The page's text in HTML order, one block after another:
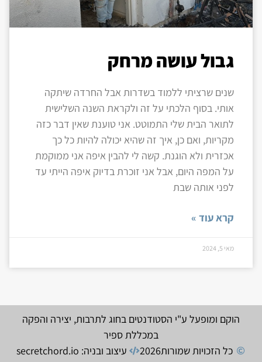
גבול עושה מרחק
שנים שרציתי ללמוד בשדרות אבל החרדה שיתקה
אותי. בסוף הלכתי על זה ולקראת השנה השלישית
לתואר הבית שלי התמוטט. אני טוענת שאין דבר כזה
מקריות, ואם כן, איך זה שהיא יכולה להיות כל כך
אכזרית ולא הוגנת. קשה לי להבין איפה אני ממוקמת
על המפה היום, אבל אני זוכרת בדיוק איפה הייתי עד
לפני אותה שבת
קרא עוד »
מאי 5, 2024
הוקם ומופעל ע"י הסטודנטים בחוג לתרבות, יצירה והפקה
במכללת ספיר
כל הזכויות שמורות2026 עיצוב ובניה: secretchord.io